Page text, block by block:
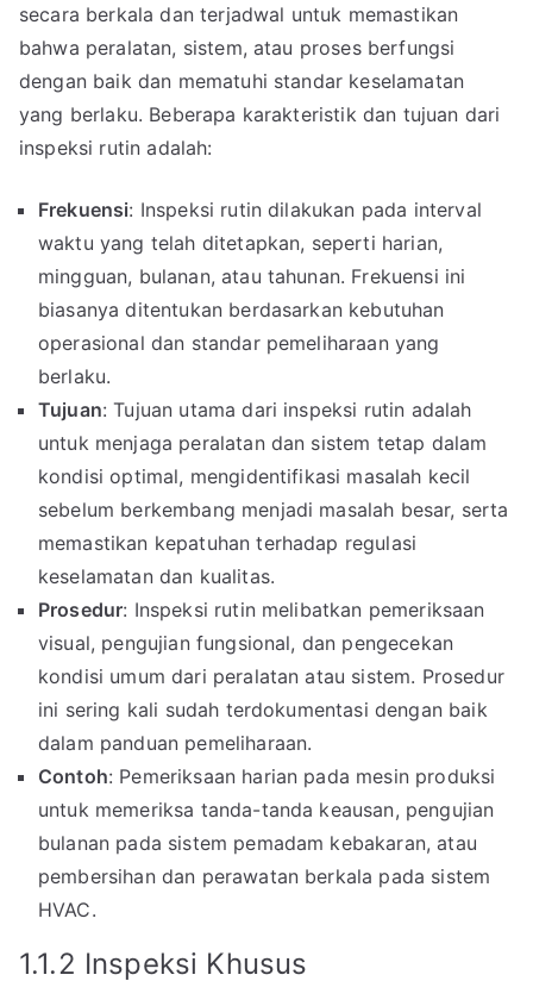
secara berkala dan terjadwal untuk memastikan
bahwa peralatan, sistem, atau proses berfungsi
dengan baik dan mematuhi standar keselamatan
yang berlaku. Beberapa karakteristik dan tujuan dari
inspeksi rutin adalah:
Frekuensi: Inspeksi rutin dilakukan pada interval
waktu yang telah ditetapkan, seperti harian,
mingguan, bulanan, atau tahunan. Frekuensi ini
biasanya ditentukan berdasarkan kebutuhan
operasional dan standar pemeliharaan yang
berlaku.
Tujuan: Tujuan utama dari inspeksi rutin adalah
untuk menjaga peralatan dan sistem tetap dalam
kondisi optimal, mengidentifikasi masalah kecil
sebelum berkembang menjadi masalah besar, serta
memastikan kepatuhan terhadap regulasi
keselamatan dan kualitas.
Prosedur: Inspeksi rutin melibatkan pemeriksaan
visual, pengujian fungsional, dan pengecekan
kondisi umum dari peralatan atau sistem. Prosedur
ini sering kali sudah terdokumentasi dengan baik
dalam panduan pemeliharaan.
Contoh: Pemeriksaan harian pada mesin produksi
untuk memeriksa tanda-tanda keausan, pengujian
bulanan pada sistem pemadam kebakaran, atau
pembersihan dan perawatan berkala pada sistem
HVAC.
1.1.2 Inspeksi Khusus